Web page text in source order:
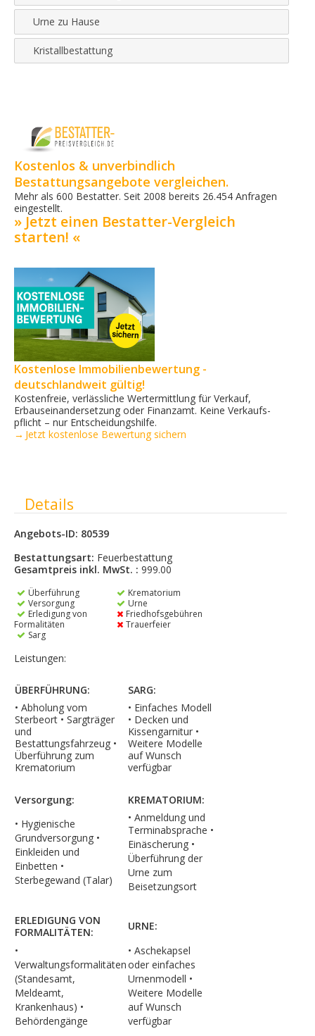
Urne zu Hause
Kristallbestattung
Kostenlos & unverbindlich
Bestattungsangebote vergleichen.
Mehr als 600 Bestatter. Seit 2008 bereits 26.454 Anfragen
eingestellt.
» Jetzt einen Bestatter-Vergleich
starten! «
Kostenlose Immobilienbewertung -
deutschlandweit gültig!
Kostenfreie, verlässliche Wertermittlung für Verkauf,
Erbauseinandersetzung oder Finanzamt. Keine Verkaufs­
pflicht – nur Entscheidungshilfe.
→ Jetzt kostenlose Bewertung sichern
Ausblenden
Details
Angebots-ID: 80539
Bestattungsart: Feuerbestattung
Gesamtpreis inkl. MwSt. : 999.00
Überführung
Versorgung
Erledigung von
Formalitäten
Sarg
Krematorium
Urne
Friedhofsgebühren
Trauerfeier
Leistungen:
ÜBERFÜHRUNG:
SARG:
• Abholung vom
Sterbeort • Sargträger
und
Bestattungsfahrzeug •
Überführung zum
Krematorium
• Einfaches Modell
• Decken und
Kissengarnitur •
Weitere Modelle
auf Wunsch
verfügbar
Versorgung:
KREMATORIUM:
• Hygienische
Grundversorgung •
Einkleiden und
Einbetten •
Sterbegewand (Talar)
• Anmeldung und
Terminabsprache •
Einäscherung •
Überführung der
Urne zum
Beisetzungsort
ERLEDIGUNG VON
FORMALITÄTEN:
URNE:
•
Verwaltungsformalitäten
(Standesamt,
Meldeamt,
Krankenhaus) •
Behördengänge
• Aschekapsel
oder einfaches
Urnenmodell •
Weitere Modelle
auf Wunsch
verfügbar